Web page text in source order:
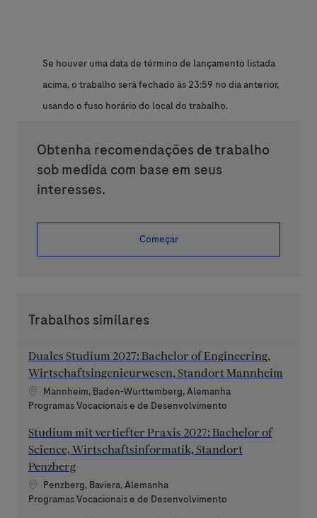
Se houver uma data de término de lançamento listada
acima, o trabalho será fechado às 23:59 no dia anterior,
usando o fuso horário do local do trabalho.
Obtenha recomendações de trabalho
sob medida com base em seus
interesses.
Começar
Trabalhos similares
Duales Studium 2027: Bachelor of Engineering,
Wirtschaftsingenieurwesen, Standort Mannheim
Localização
Mannheim, Baden-Wurttemberg, Alemanha
Categoria
Programas Vocacionais e de Desenvolvimento
Studium mit vertiefter Praxis 2027: Bachelor of
Science, Wirtschaftsinformatik, Standort
Penzberg
Localização
Penzberg, Baviera, Alemanha
Categoria
Programas Vocacionais e de Desenvolvimento